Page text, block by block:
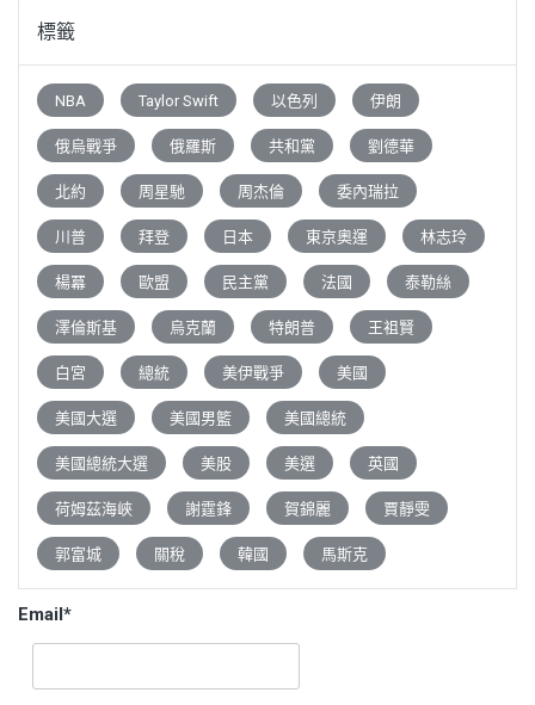
標籤
NBA Taylor Swift 以色列 伊朗
俄烏戰爭 俄羅斯 共和黨 劉德華
北約 周星馳 周杰倫 委內瑞拉
川普 拜登 日本 東京奧運 林志玲
楊冪 歐盟 民主黨 法國 泰勒絲
澤倫斯基 烏克蘭 特朗普 王祖賢
白宮 總統 美伊戰爭 美國
美國大選 美國男籃 美國總統
美國總統大選 美股 美選 英國
荷姆茲海峽 謝霆鋒 賀錦麗 賈靜雯
郭富城 關稅 韓國 馬斯克
Email*